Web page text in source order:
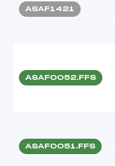
ASAF1421
ASAF0052.FFS
ASAF0051.FFS